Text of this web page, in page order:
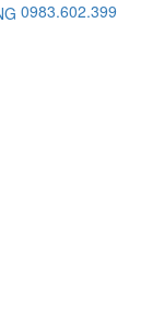
0983.602.399